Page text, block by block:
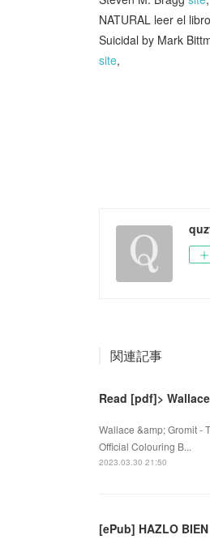
NATURAL leer el libro
Suicidal by Mark
site,
関連記事
Read [pdf]>
Wallace &amp; Gromit -
Official Colouring B...
2023.03.30 21:50
[ePub] HAZLO